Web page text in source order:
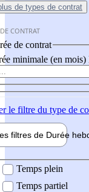
de types de contrat
CONTRAT
de contrat
minimale (en mois)
le filtre du type de
filtres de Durée
Temps plein
Temps partiel